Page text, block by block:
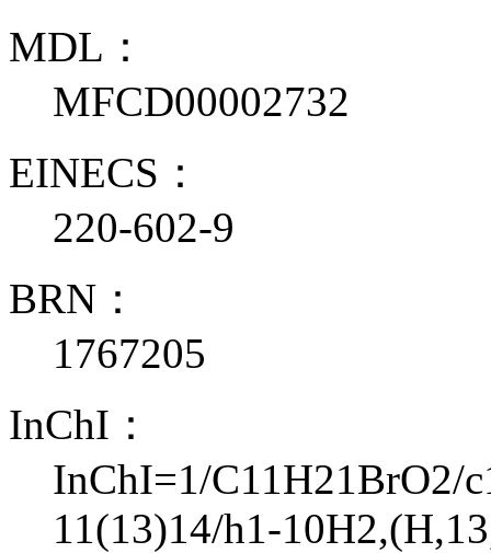
MDL：
MFCD00002732
EINECS：
220-602-9
BRN：
1767205
InChI：
InChI=1/C11H21BrO2/
11(13)14/h1-